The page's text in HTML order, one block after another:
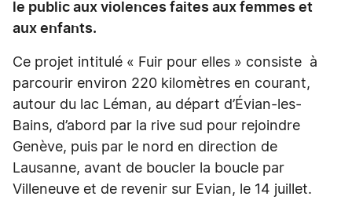
le public aux violences faites aux femmes et
aux enfants.
Ce projet intitulé « Fuir pour elles » consiste à
parcourir environ 220 kilomètres en courant,
autour du lac Léman, au départ d’Évian-les-
Bains, d’abord par la rive sud pour rejoindre
Genève, puis par le nord en direction de
Lausanne, avant de boucler la boucle par
Villeneuve et de revenir sur Evian, le 14 juillet.